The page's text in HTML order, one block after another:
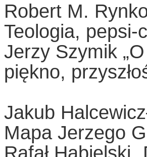
Robert M.
Teologia, pepsi-
Jerzy Szymik
piękno,
Jakub
Mapa Jerzego